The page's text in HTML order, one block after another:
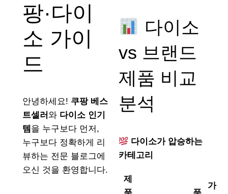
팡·다이
소 가이
드
안녕하세요! 쿠팡 베스
트셀러 와 다이소 인기
템 을 누구보다 먼저,
누구보다 정확하게 리
뷰하는 전문 블로그에
오신 것을 환영합니다.
다이소
vs 브랜드
제품 비교
분석
다이소가 압승하는
카테고리
제
가